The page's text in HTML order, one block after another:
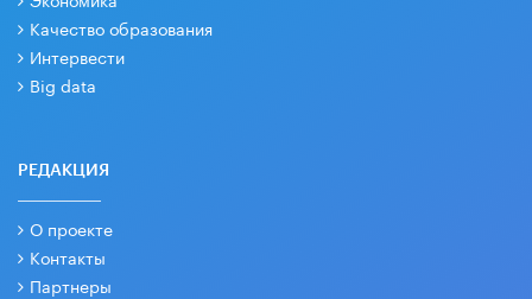
Качество образования
Интервести
Big data
РЕДАКЦИЯ
О проекте
Контакты
Партнеры